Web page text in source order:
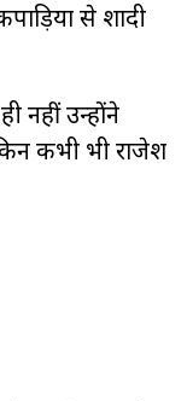
से शादी
नहीं उन्होंने
कभी भी राजेश